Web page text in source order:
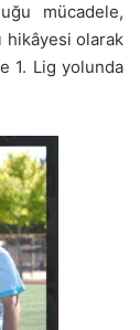
mücadele,
hikâyesi olarak
1. Lig yolunda